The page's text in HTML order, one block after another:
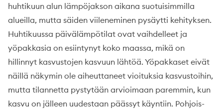
huhtikuun alun lämpöjakson aikana suotuisimmilla
alueilla, mutta säiden viileneminen pysäytti kehityksen.
Huhtikuussa päivälämpötilat ovat vaihdelleet ja
yöpakkasia on esiintynyt koko maassa, mikä on
hillinnyt kasvustojen kasvuun lähtöä. Yöpakkaset eivät
näillä näkymin ole aiheuttaneet vioituksia kasvustoihin,
mutta tilannetta pystytään arvioimaan paremmin, kun
kasvu on jälleen uudestaan päässyt käyntiin. Pohjois-